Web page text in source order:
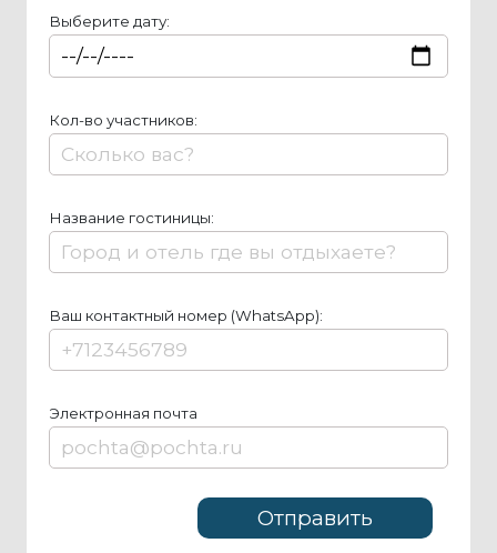
Выберите дату:
Кол-во участников:
Название гостиницы:
Ваш контактный номер (WhatsApp):
Элeктрoннaя пoчтa